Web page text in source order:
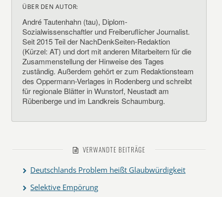
ÜBER DEN AUTOR:
André Tautenhahn (tau), Diplom-
Sozialwissenschaftler und Freiberuflicher Journalist.
Seit 2015 Teil der NachDenkSeiten-Redaktion
(Kürzel: AT) und dort mit anderen Mitarbeitern für die
Zusammenstellung der Hinweise des Tages
zuständig. Außerdem gehört er zum Redaktionsteam
des Oppermann-Verlages in Rodenberg und schreibt
für regionale Blätter in Wunstorf, Neustadt am
Rübenberge und im Landkreis Schaumburg.
VERWANDTE BEITRÄGE
Deutschlands Problem heißt Glaubwürdigkeit
Selektive Empörung